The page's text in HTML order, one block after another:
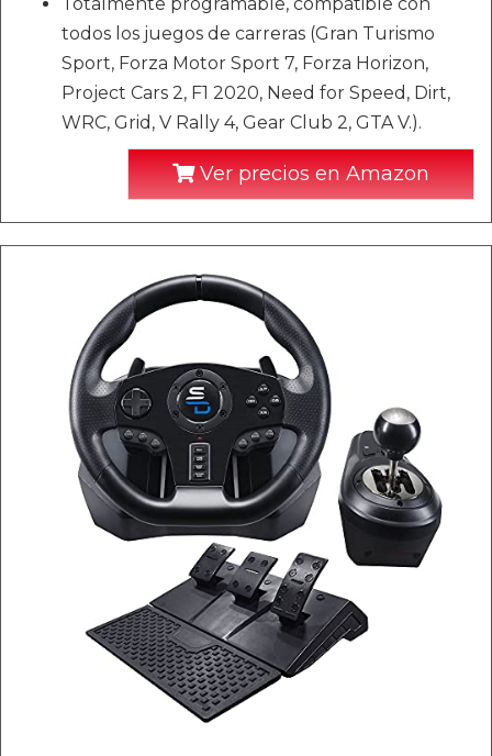
todos los juegos de carreras (Gran Turismo
Sport, Forza Motor Sport 7, Forza Horizon,
Project Cars 2, F1 2020, Need for Speed, Dirt,
WRC, Grid, V Rally 4, Gear Club 2, GTA V.).
Ver precios en Amazon